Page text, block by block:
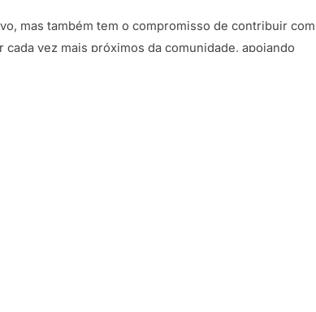
mas também tem o compromisso de contribuir com
vez mais próximos da comunidade, apoiando